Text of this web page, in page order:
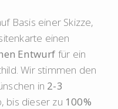
Basis einer Skizze,
einen
Entwurf für ein
Wir stimmen den
in 2-3
bis dieser zu 100%